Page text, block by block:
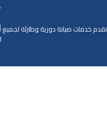
نقدم خدمات صيانة دورية وطارئة